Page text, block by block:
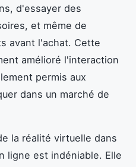
d'essayer des
et même de
avant l'achat. Cette
amélioré l'interaction
permis aux
dans un marché de
la réalité virtuelle dans
ligne est indéniable. Elle